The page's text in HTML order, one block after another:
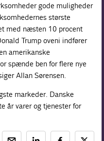
gode muligheder
største
med næsten 10 procent
Trump oveni indfører
amerikanske
spænde ben for flere nye
Allan Sørensen.
markeder. Danske
år varer og tjenester for